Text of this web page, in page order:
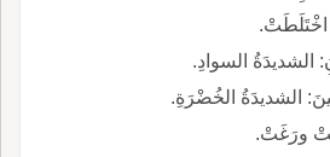
اخْتَلَطَتْ.
الشديدَةُ السوادِ.
الشديدَةُ الخُضْرَةِ.
ورَغَتْ.